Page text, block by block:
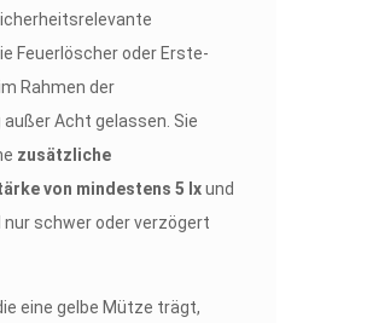
Feuerlöscher oder Erste-
Rahmen der
Acht gelassen. Sie
zusätzliche
von mindestens 5 lxund
schwer oder verzögert